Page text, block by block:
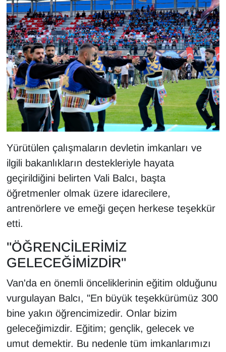
Yürütülen çalışmaların devletin imkanları ve
ilgili bakanlıkların destekleriyle hayata
geçirildiğini belirten Vali Balcı, başta
öğretmenler olmak üzere idarecilere,
antrenörlere ve emeği geçen herkese teşekkür
etti.
"ÖĞRENCİLERİMİZ
GELECEĞİMİZDİR"
Van'da en önemli önceliklerinin eğitim olduğunu
vurgulayan Balcı, "En büyük teşekkürümüz 300
bine yakın öğrencimizedir. Onlar bizim
geleceğimizdir. Eğitim; gençlik, gelecek ve
umut demektir. Bu nedenle tüm imkanlarımızı